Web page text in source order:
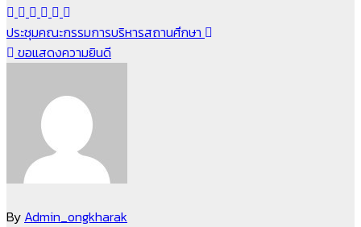
แนะแนว
เรื่อง
ประชุมคณะกรรมการบริหารสถานศึกษา
ขอแสดงความยินดี
By Admin_ongkharak